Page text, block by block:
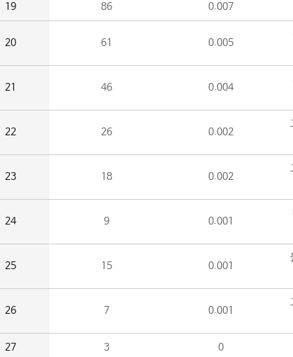
19 86 0.007
20 61 0.005
21 46 0.004
22 26 0.002
23 18 0.002
24 9 0.001
25 15 0.001
26 7 0.001
27 3 0